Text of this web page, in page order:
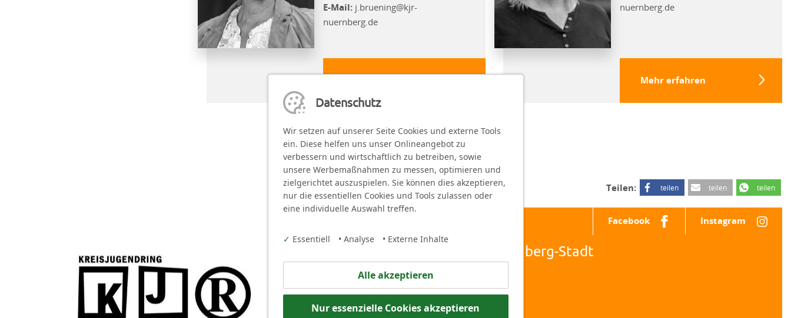
E-Mail:j.bruening@kjr-
nuernberg.de
nuernberg.de
Mehr erfahren
Teilen: teilen teilen teilen
Facebook Instagram
Kreisjugendring Nürnberg-Stadt
Hintere Insel Schütt 20
90403 Nürnberg
Tel.:+49 (0)911 81007-0
Datenschutz
Wir setzen auf unserer Seite Cookies und externe Tools
ein. Diese helfen uns unser Onlineangebot zu
verbessern und wirtschaftlich zu betreiben, sowie
unsere Werbemaßnahmen zu messen, optimieren und
zielgerichtet auszuspielen. Sie können dies akzeptieren,
nur die essentiellen Cookies und Tools zulassen oder
eine individuelle Auswahl treffen.
✓ Essentiell • Analyse • Externe Inhalte
Alle akzeptieren
Nur essenzielle Cookies akzeptieren